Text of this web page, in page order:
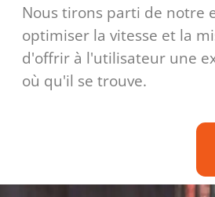
Nous tirons parti de notre
optimiser la vitesse et la
d'offrir à l'utilisateur une
où qu'il se trouve.